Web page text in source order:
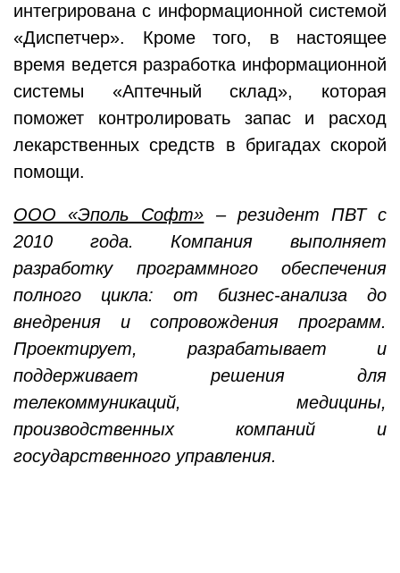
интегрирована с информационной системой
«Диспетчер». Кроме того, в настоящее
время ведется разработка информационной
системы «Аптечный склад», которая
поможет контролировать запас и расход
лекарственных средств в бригадах скорой
помощи.
ООО «Эполь Софт» – резидент ПВТ с
2010 года. Компания выполняет
разработку программного обеспечения
полного цикла: от бизнес-анализа до
внедрения и сопровождения программ.
Проектирует, разрабатывает и
поддерживает решения для
телекоммуникаций, медицины,
производственных компаний и
государственного управления.